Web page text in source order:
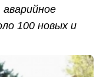
100 новых и